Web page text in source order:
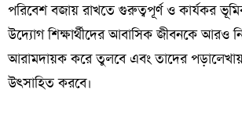
পরিবেশ বজায় রাখতে গুরুত্বপূর্ণ ও কার্যকর
উদ্যোগ শিক্ষার্থীদের আবাসিক জীবনকে আরও
আরামদায়ক করে তুলবে এবং তাদের
উৎসাহিত করবে।